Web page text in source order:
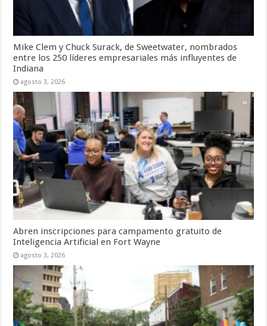
Mike Clem y Chuck Surack, de Sweetwater, nombrados
entre los 250 líderes empresariales más influyentes de
Indiana
agosto 3, 2026
Abren inscripciones para campamento gratuito de
Inteligencia Artificial en Fort Wayne
agosto 3, 2026